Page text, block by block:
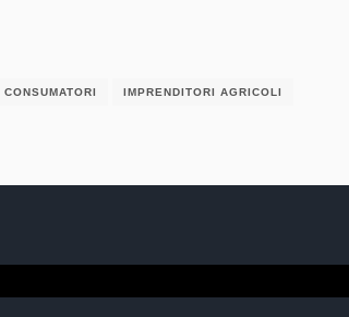
CONSUMATORI IMPRENDITORI AGRICOLI